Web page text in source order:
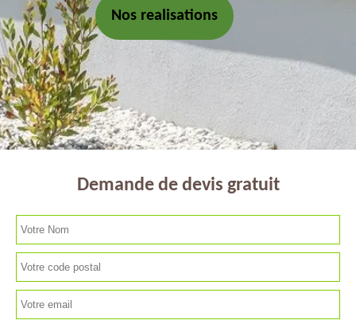
Nos realisations
Demande de devis gratuit